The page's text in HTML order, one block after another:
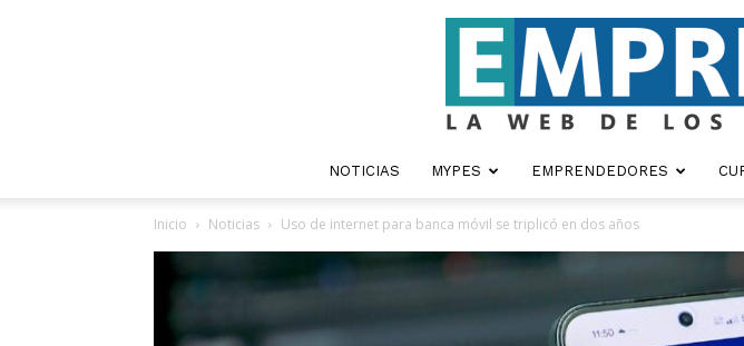
NOTICIAS MYPES EMPRENDEDORES
Inicio Noticias Uso de internet para banca móvil se triplicó en dos años